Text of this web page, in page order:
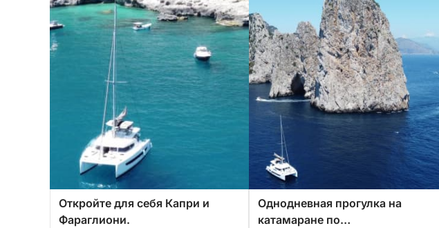
Откройте для себя Капри и
Фараглиони.
Однодневная прогулка на
катамаране по